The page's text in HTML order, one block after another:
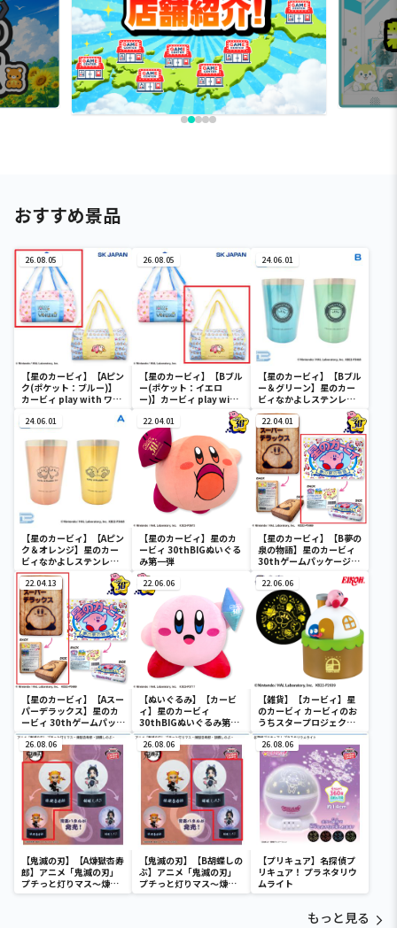
おすすめ景品
26.08.05
【星のカービィ】【Aピン
ク(ポケット：ブルー)】
カービィ play with ワド
26.08.05
【星のカービィ】【Bブル
ー(ポケット：イエロ
ー)】カービィ play with
ワドルディ ボストンバッ
グ
24.06.01
【星のカービィ】【Bブル
ー＆グリーン】星のカー
ビィなかよしステンレス
ペアタンブラー
24.06.01
【星のカービィ】【Aピン
ク＆オレンジ】星のカー
ビィなかよしステンレス
ペアタンブラー
22.04.01
【星のカービィ】星のカ
ービィ 30thBIGぬいぐる
み第一弾
22.04.01
【星のカービィ】【B夢の
泉の物語】星のカービィ
30thゲームパッケージク
ッション
22.04.13
【星のカービィ】【Aスー
パーデラックス】星のカ
ービィ 30thゲームパッケ
ージクッション
22.06.06
【ぬいぐるみ】【カービ
ィ】星のカービィ
30thBIGぬいぐるみ第二
弾
22.06.06
【雑貨】【カービィ】星
のカービィ カービィのお
うちスタープロジェクタ
ー
26.08.06
【鬼滅の刃】【A煉獄杏寿
郎】アニメ「鬼滅の刃」
プチっと灯りマス～煉獄
杏寿郎・胡蝶しのぶ～
26.08.06
【鬼滅の刃】【B胡蝶しの
ぶ】アニメ「鬼滅の刃」
プチっと灯りマス～煉獄
杏寿郎・胡蝶しのぶ～
26.08.06
【プリキュア】名探偵プ
リキュア！ プラネタリウ
ムライト
もっと見る